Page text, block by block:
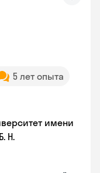
5 лет опыта
имени
Н.